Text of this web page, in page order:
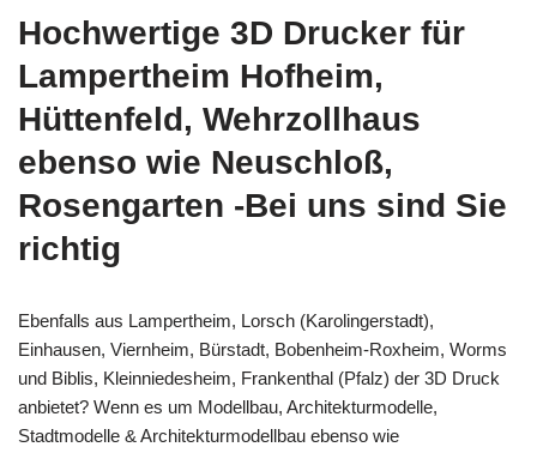
Hochwertige 3D Drucker für
Lampertheim Hofheim,
Hüttenfeld, Wehrzollhaus
ebenso wie Neuschloß,
Rosengarten -Bei uns sind Sie
richtig
Ebenfalls aus Lampertheim, Lorsch (Karolingerstadt),
Einhausen, Viernheim, Bürstadt, Bobenheim-Roxheim, Worms
und Biblis, Kleinniedesheim, Frankenthal (Pfalz) der 3D Druck
anbietet? Wenn es um Modellbau, Architekturmodelle,
Stadtmodelle & Architekturmodellbau ebenso wie